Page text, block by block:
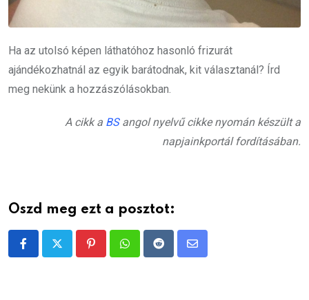
Ha az utolsó képen láthatóhoz hasonló frizurát
ajándékozhatnál az egyik barátodnak, kit választanál? Írd
meg nekünk a hozzászólásokban.
A cikk a BSangol nyelvű cikke nyomán készült a
napjainkportál fordításában.
Oszd meg ezt a posztot:
PinterestWhatsappRedditShare